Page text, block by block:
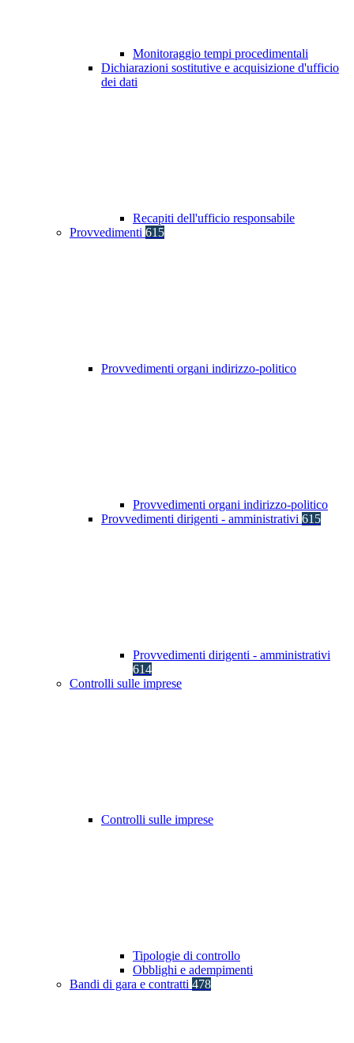
Monitoraggio tempi procedimentali
Dichiarazioni sostitutive e acquisizione d'ufficio
dei dati
Recapiti dell'ufficio responsabile
Provvedimenti 615
Provvedimenti organi indirizzo-politico
Provvedimenti organi indirizzo-politico
Provvedimenti dirigenti - amministrativi 615
Provvedimenti dirigenti - amministrativi
614
Controlli sulle imprese
Controlli sulle imprese
Tipologie di controllo
Obblighi e adempimenti
Bandi di gara e contratti 478